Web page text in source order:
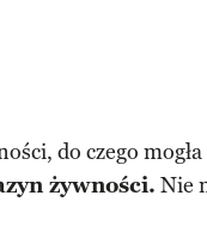
do czego
żywności. Nie